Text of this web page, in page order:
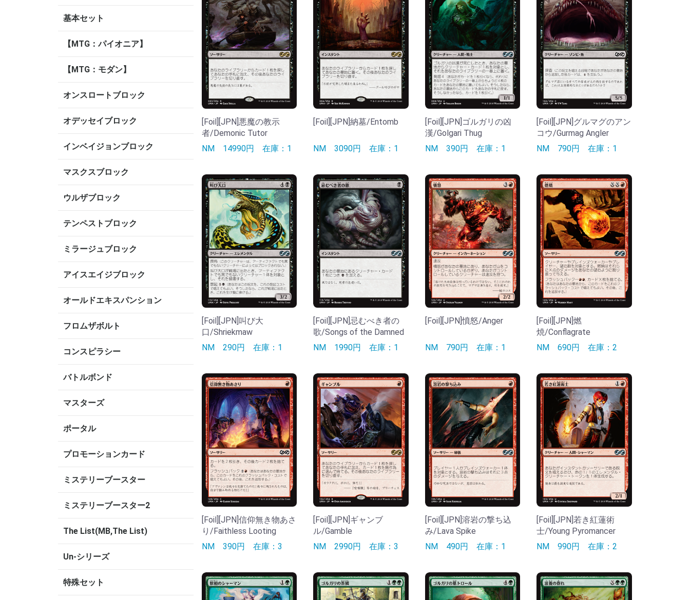
基本セット
【MTG：パイオニア】
【MTG：モダン】
オンスロートブロック
オデッセイブロック
インベイジョンブロック
マスクスブロック
ウルザブロック
テンペストブロック
ミラージュブロック
アイスエイジブロック
オールドエキスパンション
フロムザボルト
コンスピラシー
バトルボンド
マスターズ
ポータル
プロモーションカード
ミステリーブースター
ミステリーブースター2
The List(MB,The List)
Un-シリーズ
特殊セット
[Foil][JPN]悪魔の教示
者/Demonic Tutor
NM 14990円 在庫：1
[Foil][JPN]納墓/Entomb
NM3090円在庫：1
[Foil][JPN]ゴルガリの凶
漢/Golgari Thug
NM 390円 在庫：1
[Foil][JPN]グルマグのアン
コウ/Gurmag Angler
NM 790円在庫：1
[Foil][JPN]叫び大
口/Shriekmaw
NM 290円 在庫：1
[Foil][JPN]忌むべき者の
歌/Songs of the Damned
NM 1990円在庫：1
[Foil][JPN]憤怒/Anger
NM 790円 在庫：1
[Foil][JPN]燃
焼/Conflagrate
NM690円在庫：2
[Foil][JPN]信仰無き物あさ
り/Faithless Looting
NM 390円 在庫：3
[Foil][JPN]ギャンブ
ル/Gamble
NM2990円在庫：3
[Foil][JPN]溶岩の撃ち込
み/Lava Spike
NM 490円 在庫：1
[Foil][JPN]若き紅蓮術
士/Young Pyromancer
NM990円在庫：2